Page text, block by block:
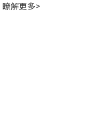
瞭解更多>